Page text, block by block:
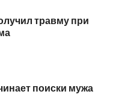
травму при
поиски мужа